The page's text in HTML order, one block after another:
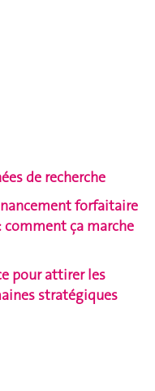
de recherche
forfaitaire
comment ça marche
pour attirer les
stratégiques